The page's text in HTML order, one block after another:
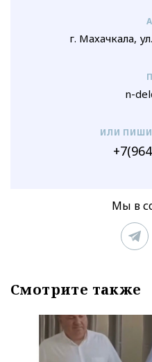
г. Махачкала,
n-
ИЛИ
Мы в
Смотрите также